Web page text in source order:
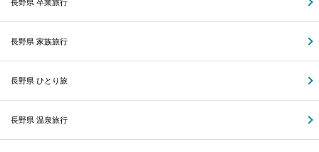
長野県 卒業旅行
長野県 家族旅行
長野県 ひとり旅
長野県 温泉旅行